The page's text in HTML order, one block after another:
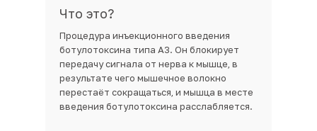
Что это?
Процедура инъекционного введения
ботулотоксина типа А3. Он блокирует
передачу сигнала от нерва к мышце, в
результате чего мышечное волокно
перестаёт сокращаться, и мышца в месте
введения ботулотоксина расслабляется.